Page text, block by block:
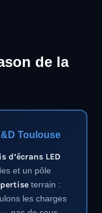
de la
Toulouse
d’écrans LED
et un pôle
terrain :
les charges